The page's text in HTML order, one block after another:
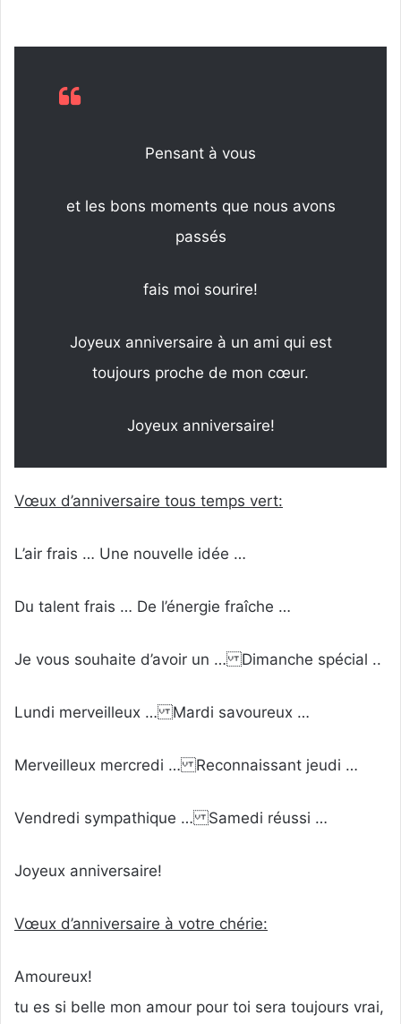
Pensant à vous
et les bons moments que nous avons
passés
fais moi sourire!
Joyeux anniversaire à un ami qui est
toujours proche de mon cœur.
Joyeux anniversaire!
Vœux d’anniversaire tous temps vert:
L’air frais … Une nouvelle idée …
Du talent frais … De l’énergie fraîche …
Je vous souhaite d’avoir un … Dimanche spécial ..
Lundi merveilleux … Mardi savoureux …
Merveilleux mercredi … Reconnaissant jeudi …
Vendredi sympathique … Samedi réussi …
Joyeux anniversaire!
Vœux d’anniversaire à votre chérie:
Amoureux!
tu es si belle mon amour pour toi sera toujours vrai,